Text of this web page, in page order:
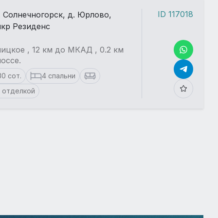
Солнечногорск, д. Юрлово,
Резиденс
, 12 км до МКАД , 0.2 км
сот.
4 спальни
отделкой
ID 117018